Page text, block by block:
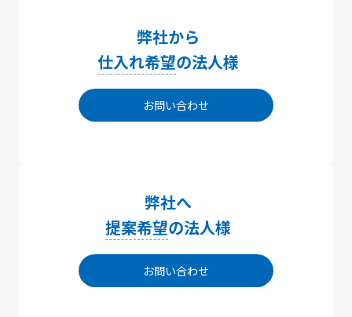
弊社から
仕入れ希望の法人様
お問い合わせ
弊社へ
提案希望の法人様
お問い合わせ